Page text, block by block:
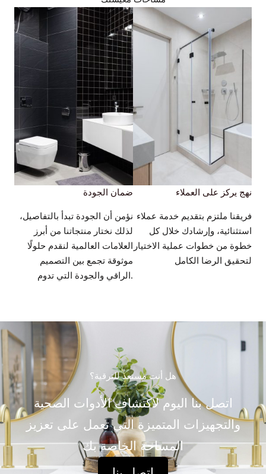
ضمان الجودة
نؤمن أن الجودة تبدأ بالتفاصيل،
لذلك نختار منتجاتنا من أبرز
العلامات العالمية لنقدم حلولًا
موثوقة تجمع بين التصميم
الراقي والجودة التي تدوم.
نهج يركز على العملاء
فريقنا ملتزم بتقديم خدمة عملاء
استثنائية، وإرشادك خلال كل
خطوة من خطوات عملية الاختيار
لتحقيق الرضا الكامل
هل أنت مستعد للترقية؟
اتصل بنا اليوم لاكتشاف الأدوات الصحية
والتجهيزات المتميزة التي تعمل على تعزيز
المساحة الخاصة بك